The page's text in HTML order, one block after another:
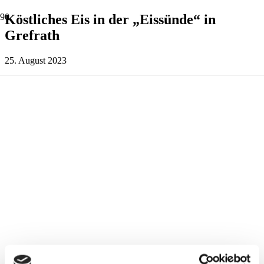
Köstliches Eis in der „Eissünde“ in
Grefrath
25. August 2023